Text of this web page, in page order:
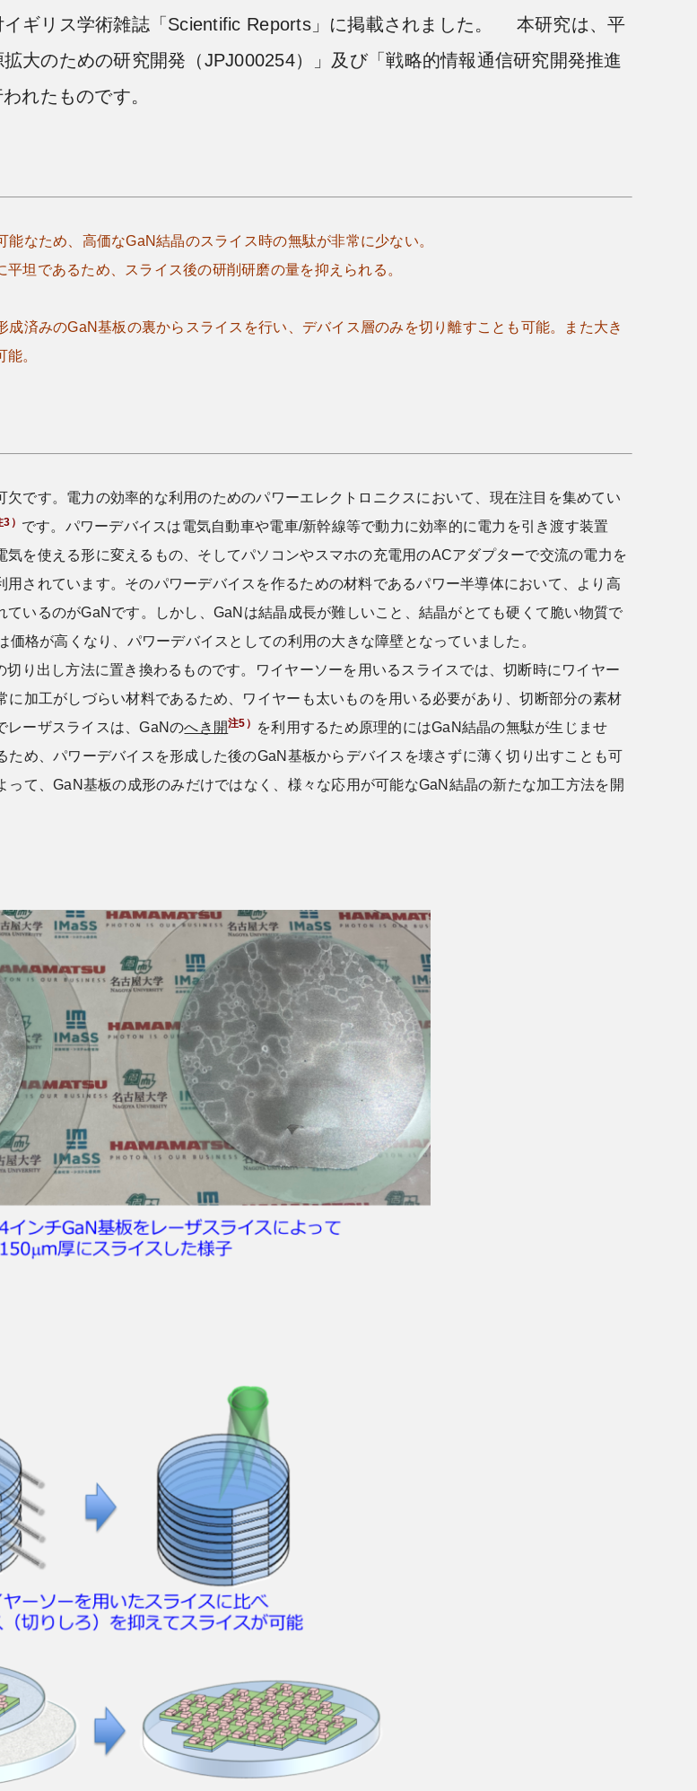
ギリス学術雑誌「Scientific Reports」に掲載されました。 本研究は、平
大のための研究開発（JPJ000254）」及び「戦略的情報通信研究開発推進
れたものです。
なため、高価なGaN結晶のスライス時の無駄が非常に少ない。
坦であるため、スライス後の研削研磨の量を抑えられる。
済みのGaN基板の裏からスライスを行い、デバイス層のみを切り離すことも可能。また大き
。
です。電力の効率的な利用のためのパワーエレクトロニクスにおいて、現在注目を集めてい
） です。パワーデバイスは電気自動車や電車/新幹線等で動力に効率的に電力を引き渡す装置
を使える形に変えるもの、そしてパソコンやスマホの充電用のACアダプターで交流の電力を
されています。そのパワーデバイスを作るための材料であるパワー半導体において、より高
いるのがGaNです。しかし、GaNは結晶成長が難しいこと、結晶がとても硬くて脆い物質で
格が高くなり、パワーデバイスとしての利用の大きな障壁となっていました。
切り出し方法に置き換わるものです。ワイヤーソーを用いるスライスでは、切断時にワイヤー
加工がしづらい材料であるため、ワイヤーも太いものを用いる必要があり、切断部分の素材
レーザスライスは、GaNのへき開注5）
を利用するため原理的にはGaN結晶の無駄が生じませ
め、パワーデバイスを形成した後のGaN基板からデバイスを壊さずに薄く切り出すことも可
て、GaN基板の成形のみだけではなく、様々な応用が可能なGaN結晶の新たな加工方法を開